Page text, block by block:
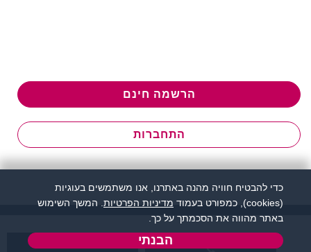
הרשמה חינם
התחברות
כדי להבטיח חוויה מהנה באתרנו, אנו משתמשים בעוגיות
(cookies), כמפורט בעמוד
מדיניות הפרטיות . המשך השימוש
באתר מהווה את הסכמתך על כך.
הבנתי